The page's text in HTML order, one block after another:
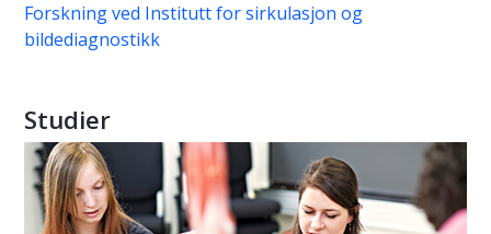
Forskning ved Institutt for sirkulasjon og
bildediagnostikk
Studier